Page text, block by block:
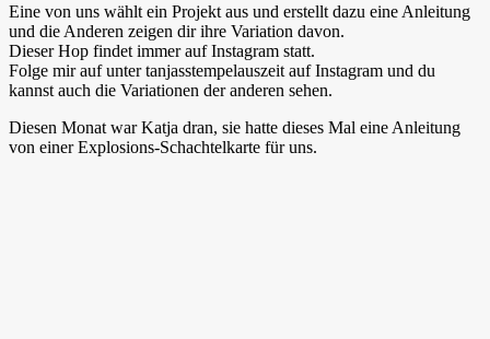
Eine von uns wählt ein Projekt aus und erstellt dazu eine Anleitung
und die Anderen zeigen dir ihre Variation davon.
Dieser Hop findet immer auf Instagram statt.
Folge mir auf unter tanjasstempelauszeit auf Instagram und du
kannst auch die Variationen der anderen sehen.
Diesen Monat war Katja dran, sie hatte dieses Mal eine Anleitung
von einer Explosions-Schachtelkarte für uns.